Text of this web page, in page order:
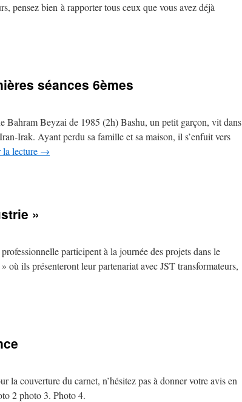
pensez bien à rapporter tous ceux que vous avez déjà
séances 6èmes
Bahram Beyzai de 1985 (2h) Bashu, un petit garçon, vit dans
Irak. Ayant perdu sa famille et sa maison, il s’enfuit vers
lecture →
»
participent à la journée des projets dans le
où ils présenteront leur partenariat avec JST transformateurs,
la couverture du carnet, n’hésitez pas à donner votre avis en
2 photo 3. Photo 4.